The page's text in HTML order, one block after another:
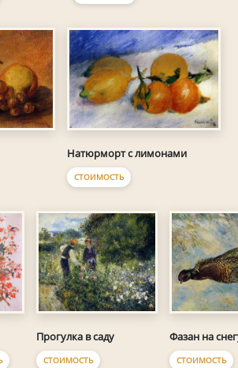
Натюрморт с лимонами
СТОИМОСТЬ
Прогулка в саду
СТОИМОСТЬ
Фазан на
СТОИМОСТЬ